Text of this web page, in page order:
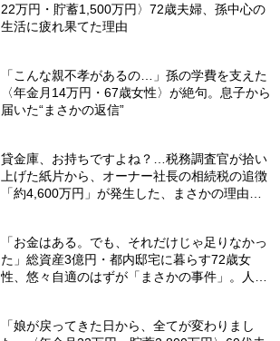
22万円・貯蓄1,500万円〉72歳夫婦、孫中心の
生活に疲れ果てた理由
「こんな親不孝があるの…」孫の学費を支えた
〈年金月14万円・67歳女性〉が絶句。息子から
届いた“まさかの返信”
貸金庫、お持ちですよね？…税務調査官が拾い
上げた紙片から、オーナー社長の相続税の追徴
「約4,600万円」が発生した、まさかの理由
「お金はある。でも、それだけじゃ足りなかっ
た」総資産3億円・都内邸宅に暮らす72歳女
性、悠々自適のはずが「まさかの事件」。人目
「娘が戻ってきた日から、全てが変わりまし